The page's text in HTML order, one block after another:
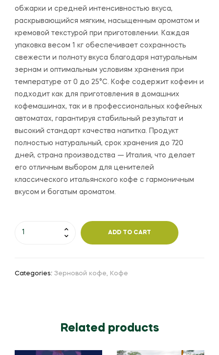
обжарки и средней интенсивностью вкуса,
раскрывающийся мягким, насыщенным ароматом и
кремовой текстурой при приготовлении. Каждая
упаковка весом 1 кг обеспечивает сохранность
свежести и полноту вкуса благодаря натуральным
зернам и оптимальным условиям хранения при
температуре от 0 до 25°C. Кофе содержит кофеин и
подходит как для приготовления в домашних
кофемашинах, так и в профессиональных кофейных
автоматах, гарантируя стабильный результат и
высокий стандарт качества напитка. Продукт
полностью натуральный, срок хранения до 720
дней, страна производства — Италия, что делает
его отличным выбором для ценителей
классического итальянского кофе с гармоничным
вкусом и богатым ароматом.
ADD TO CART
Categories: Зерновой кофе, Кофе
Related products